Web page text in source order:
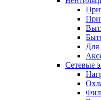
Для
Сетевые